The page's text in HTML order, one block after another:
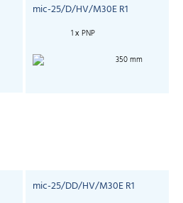
mic-25/D/HV/M30E R1
1 х PNP
350 mm
mic-25/DD/HV/M30E R1